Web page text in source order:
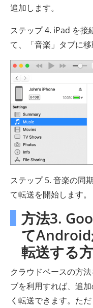
追加します。
ステップ 4. iPad を接
て、「音楽」タブに移
ステップ 5. 音楽の同
て転送を開始します。
方法3.
てAndroid
転送する
クラウドベースの方
ブを利用すれば、追
く転送できます。た